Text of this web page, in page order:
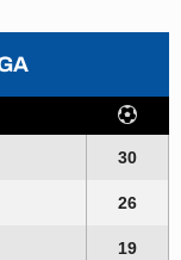
30
26
19